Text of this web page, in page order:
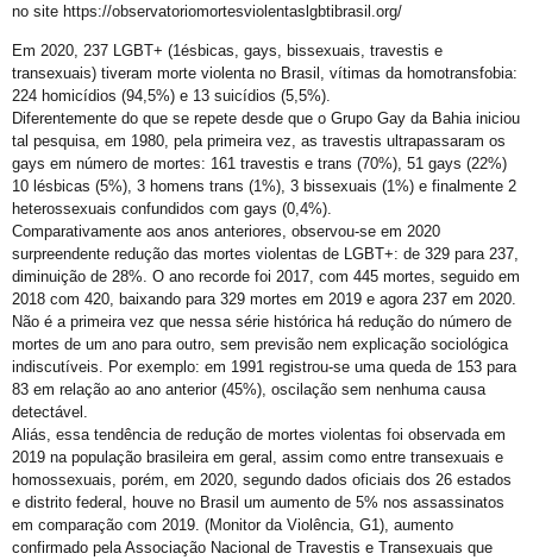
Free City Tour LGBT
Legítima Defesa Pessoal para LGBT+
São Tibira do Maranhão
Salvador: Capital do Orgulho
Mata Escura Celebrou Orgulho LGBT+ nesse Domingo
Roteiro Orgulho em Salvador
Chame Meu Nome
Retificação de Nome
Novo CMLGBT Salvador
no site https://observatoriomortesviolentaslgbtibrasil.org/
Em 2020, 237 LGBT+ (1ésbicas, gays, bissexuais, travestis e
transexuais) tiveram morte violenta no Brasil, vítimas da homotransfobia:
224 homicídios (94,5%) e 13 suicídios (5,5%).
Diferentemente do que se repete desde que o Grupo Gay da Bahia iniciou
tal pesquisa, em 1980, pela primeira vez, as travestis ultrapassaram os
gays em número de mortes: 161 travestis e trans (70%), 51 gays (22%)
10 lésbicas (5%), 3 homens trans (1%), 3 bissexuais (1%) e finalmente 2
heterossexuais confundidos com gays (0,4%).
Comparativamente aos anos anteriores, observou-se em 2020
surpreendente redução das mortes violentas de LGBT+: de 329 para 237,
diminuição de 28%. O ano recorde foi 2017, com 445 mortes, seguido em
2018 com 420, baixando para 329 mortes em 2019 e agora 237 em 2020.
Não é a primeira vez que nessa série histórica há redução do número de
mortes de um ano para outro, sem previsão nem explicação sociológica
indiscutíveis. Por exemplo: em 1991 registrou-se uma queda de 153 para
83 em relação ao ano anterior (45%), oscilação sem nenhuma causa
detectável.
Aliás, essa tendência de redução de mortes violentas foi observada em
2019 na população brasileira em geral, assim como entre transexuais e
homossexuais, porém, em 2020, segundo dados oficiais dos 26 estados
e distrito federal, houve no Brasil um aumento de 5% nos assassinatos
em comparação com 2019. (Monitor da Violência, G1), aumento
confirmado pela Associação Nacional de Travestis e Transexuais que